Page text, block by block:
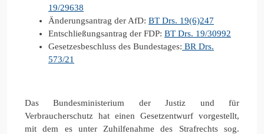
19/29638
Änderungsantrag der AfD: BT Drs. 19(6)247
Entschließungsantrag der FDP: BT Drs. 19/30992
Gesetzesbeschluss des Bundestages: BR Drs.
573/21
Das Bundesministerium der Justiz und für
Verbraucherschutz hat einen Gesetzentwurf vorgestellt,
mit dem es unter Zuhilfenahme des Strafrechts sog.